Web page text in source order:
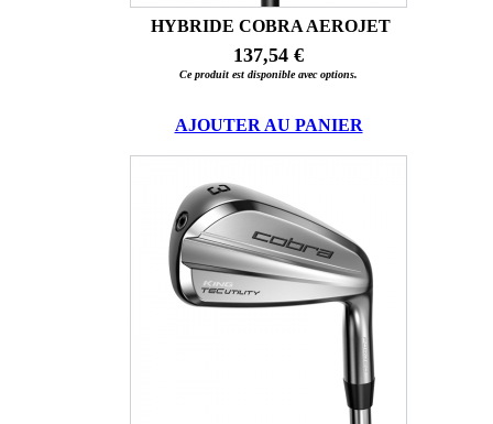
HYBRIDE COBRA AEROJET
137,54 €
Ce produit est disponible avec options.
AJOUTER AU PANIER